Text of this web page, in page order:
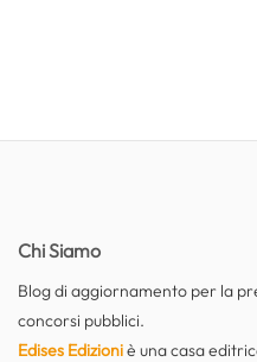
Chi Siamo
Blog di aggiornamento per la
concorsi pubblici.
Edises Edizioniè una casa